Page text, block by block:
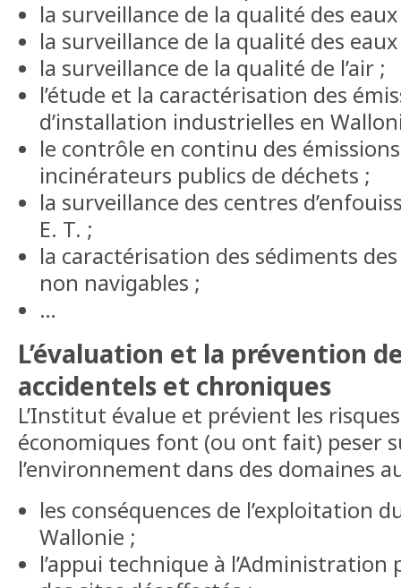
la surveillance de la qualité des
la surveillance de la qualité des
la surveillance de la qualité de l’air ;
l’étude et la caractérisation des
d’installation industrielles en
le contrôle en continu des
incinérateurs publics de déchets ;
la surveillance des centres
E. T. ;
la caractérisation des sédiments
non navigables ;
…
L’évaluation et la prévention
accidentels et chroniques
L’Institut évalue et prévient les
économiques font (ou ont fait) peser
l’environnement dans des domaines
les conséquences de l’exploitation
Wallonie ;
l’appui technique à